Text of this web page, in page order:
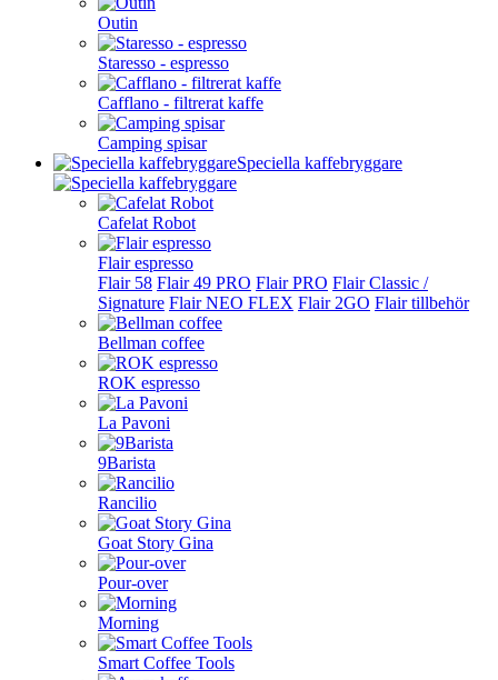
Outin
Staresso - espresso
Cafflano - filtrerat kaffe
Camping spisar
Speciella kaffebryggare
Cafelat Robot
Flair espresso
Flair 58 Flair 49 PRO Flair PRO Flair Classic /
Signature Flair NEO FLEX Flair 2GO Flair tillbehör
Bellman coffee
ROK espresso
La Pavoni
9Barista
Rancilio
Goat Story Gina
Pour-over
Morning
Smart Coffee Tools